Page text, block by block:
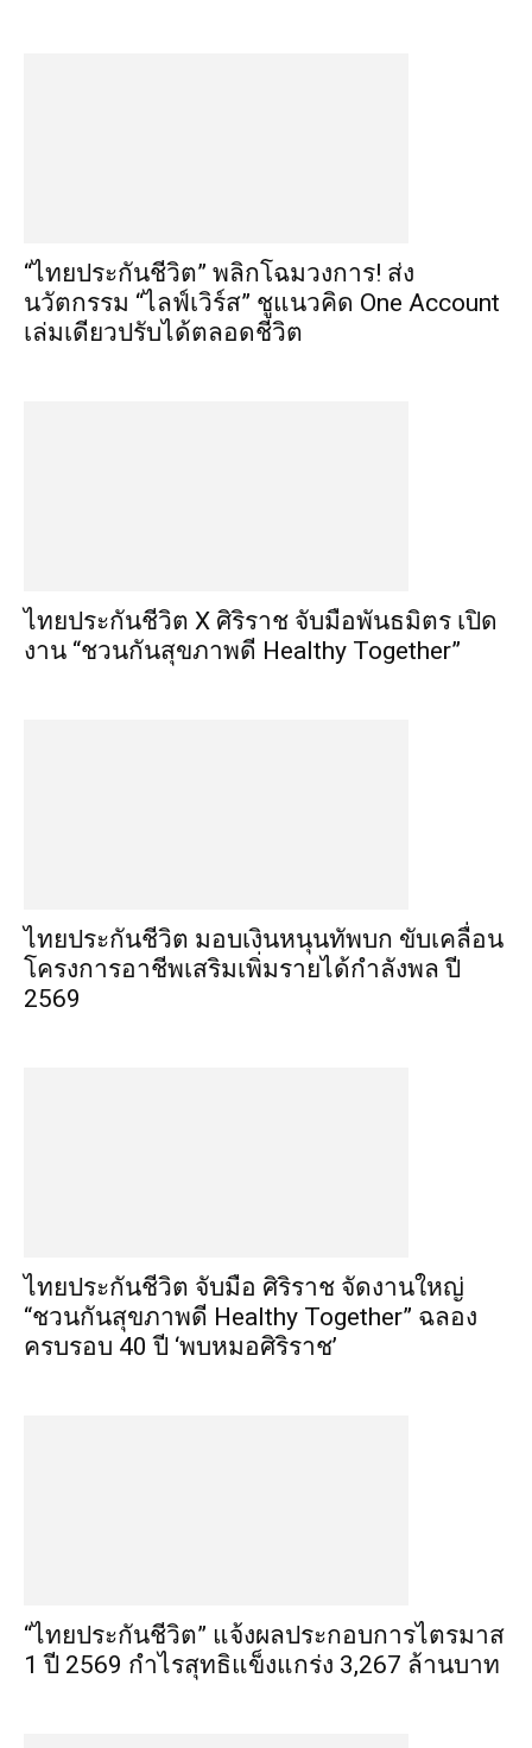
“ไทยประกันชีวิต” พลิกโฉมวงการ! ส่ง
นวัตกรรม “ไลฟ์เวิร์ส” ชูแนวคิด One Account
เล่มเดียวปรับได้ตลอดชีวิต
ไทยประกันชีวิต X ศิริราช จับมือพันธมิตร เปิด
งาน “ชวนกันสุขภาพดี Healthy Together”
ไทยประกันชีวิต มอบเงินหนุนทัพบก ขับเคลื่อน
โครงการอาชีพเสริมเพิ่มรายได้กำลังพล ปี
2569
ไทยประกันชีวิต จับมือ ศิริราช จัดงานใหญ่
“ชวนกันสุขภาพดี Healthy Together” ฉลอง
ครบรอบ 40 ปี ‘พบหมอศิริราช’
“ไทยประกันชีวิต” แจ้งผลประกอบการไตรมาส
1 ปี 2569 กำไรสุทธิแข็งแกร่ง 3,267 ล้านบาท